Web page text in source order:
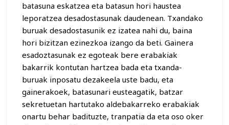
batasuna eskatzea eta batasun hori haustea
leporatzea desadostasunak daudenean. Txandako
buruak desadostasunik ez izatea nahi du, baina
hori bizitzan ezinezkoa izango da beti. Gainera
esadoztasunak ez egoteak bere erabakiak
bakarrik kontutan hartzea bada eta txanda-
buruak inposatu dezakeela uste badu, eta
gainerakoek, batasunari eusteagatik, batzar
sekretuetan hartutako aldebakarreko erabakiak
onartu behar badituzte, tranpatia da eta oso oker